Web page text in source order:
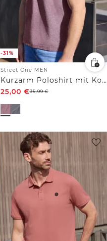
-31%
Street One MEN
Kurzarm Poloshirt mit Kontrastdetails
25,00 €35,99€